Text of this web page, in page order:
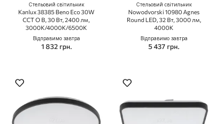
Стельовий світильник
Kanlux 38385 Beno Eco 30W
CCT O B, 30 Вт, 2400 лм,
3000K/4000K/6500K
Відправимо завтра
1 832 грн.
Стельовий світильник
Nowodvorski 10980 Agnes
Round LED, 32 Вт, 3000 лм,
4000K
Відправимо завтра
5 437 грн.